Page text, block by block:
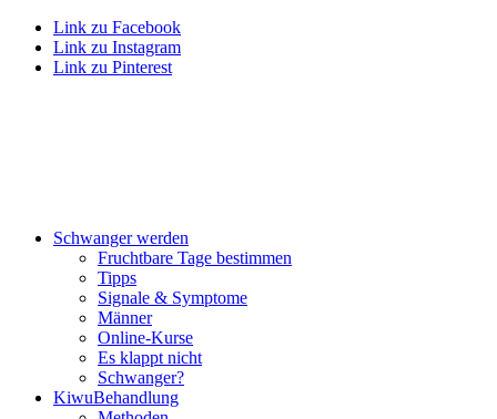
Link zu Facebook
Link zu Instagram
Link zu Pinterest
Schwan­ger wer­den
Frucht­ba­re Tage bestim­men
Tipps
Signa­le & Sym­pto­me
Män­ner
Online-Kur­se
Es klappt nicht
Schwan­ger?
Kiwu­Be­hand­lung